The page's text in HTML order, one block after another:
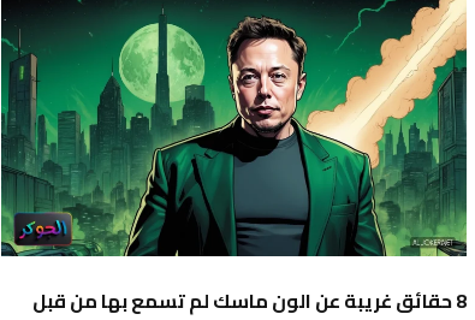
8 حقائق غريبة عن الون ماسك لم تسمع بها من قبل